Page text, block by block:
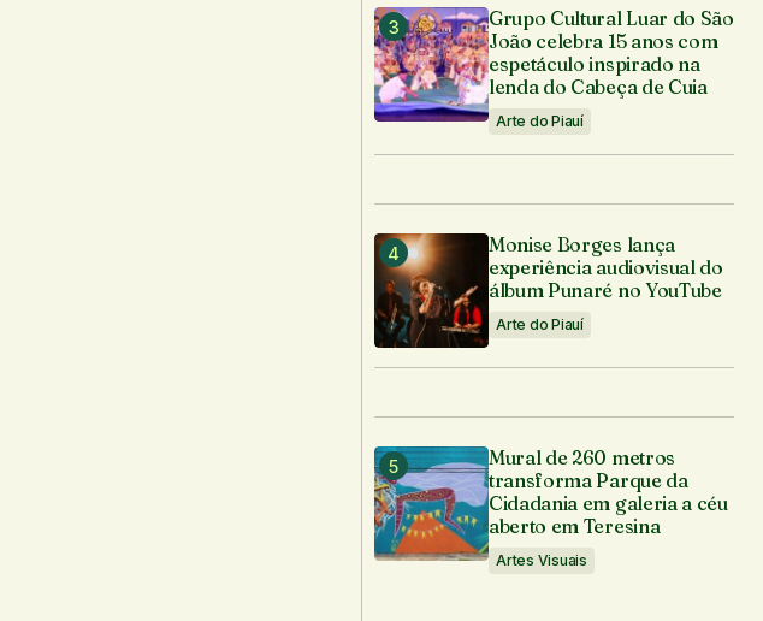
Grupo Cultural Luar do São
João celebra 15 anos com
espetáculo inspirado na
lenda do Cabeça de Cuia
Arte do Piauí
Monise Borges lança
experiência audiovisual do
álbum Punaré no YouTube
Arte do Piauí
Mural de 260 metros
transforma Parque da
Cidadania em galeria a céu
aberto em Teresina
Artes Visuais